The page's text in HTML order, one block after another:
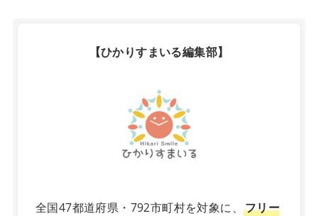
【ひかりすまいる編集部】
全国47都道府県・792市町村を対象に、 フリー